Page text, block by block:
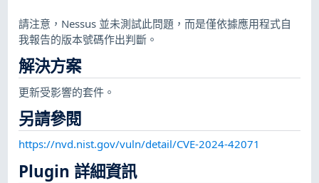
請注意，Nessus 並未測試此問題，而是僅依據應用程式自
我報告的版本號碼作出判斷。
解決方案
更新受影響的套件。
另請參閱
https://nvd.nist.gov/vuln/detail/CVE-2024-42071
Plugin 詳細資訊